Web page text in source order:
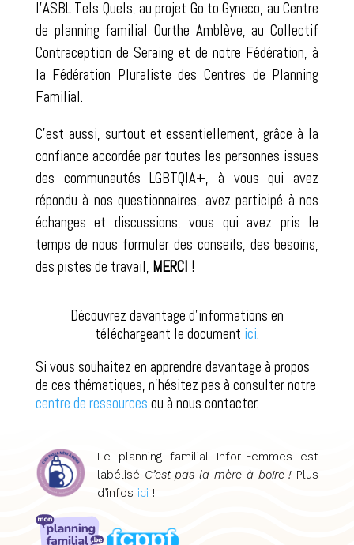
l’ASBL Tels Quels, au projet Go to Gyneco, au Centre
de planning familial Ourthe Amblève, au Collectif
Contraception de Seraing et de notre Fédération, à
la Fédération Pluraliste des Centres de Planning
Familial.
C’est aussi, surtout et essentiellement, grâce à la
confiance accordée par toutes les personnes issues
des communautés LGBTQIA+, à vous qui avez
répondu à nos questionnaires, avez participé à nos
échanges et discussions, vous qui avez pris le
temps de nous formuler des conseils, des besoins,
des pistes de travail, MERCI !
Découvrez davantage d’informations en
téléchargeant le document ici.
Si vous souhaitez en apprendre davantage à propos
de ces thématiques, n’hésitez pas à consulter notre
centre de ressources ou à nous contacter.
Le planning familial Infor-Femmes est
labélisé C’est pas la mère à boire ! Plus
d’infos ici !